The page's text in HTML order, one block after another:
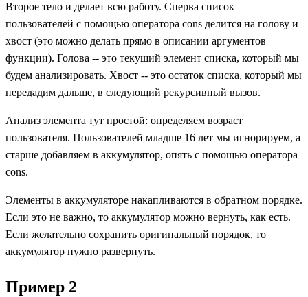
Второе тело и делает всю работу. Сперва список
пользователей с помощью оператора cons делится на голову и
хвост (это можно делать прямо в описании аргументов
функции). Голова -- это текущий элемент списка, который мы
будем анализировать. Хвост -- это остаток списка, который мы
передадим дальше, в следующий рекурсивный вызов.
Анализ элемента тут простой: определяем возраст
пользователя. Пользователей младше 16 лет мы игнорируем, а
старше добавляем в аккумулятор, опять с помощью оператора
cons.
Элементы в аккумуляторе накапливаются в обратном порядке.
Если это не важно, то аккумулятор можно вернуть, как есть.
Если желательно сохранить оригинальный порядок, то
аккумулятор нужно развернуть.
Пример 2